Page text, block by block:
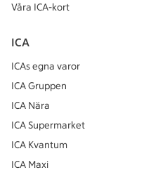
Våra ICA-kort
ICA
ICAs egna varor
ICA Gruppen
ICA Nära
ICA Supermarket
ICA Kvantum
ICA Maxi